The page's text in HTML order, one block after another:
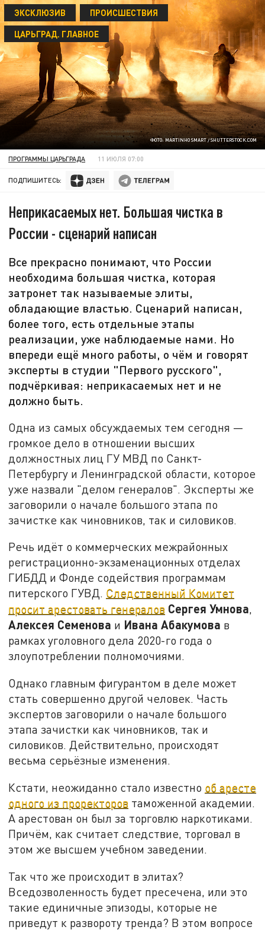
ФОТО: MARTINHO SMART / SHUTTERSTOCK.COM
ЭКСКЛЮЗИВ
ПРОИСШЕСТВИЯ
ЦАРЬГРАД. ГЛАВНОЕ
ПРОГРАММЫ ЦАРЬГРАДА 11 ИЮЛЯ 07:00
ПОДПИШИТЕСЬ:
Неприкасаемых нет. Большая чистка в
России - сценарий написан
Все прекрасно понимают, что России
необходима большая чистка, которая
затронет так называемые элиты,
обладающие властью. Сценарий написан,
более того, есть отдельные этапы
реализации, уже наблюдаемые нами. Но
впереди ещё много работы, о чём и говорят
эксперты в студии "Первого русского",
подчёркивая: неприкасаемых нет и не
должно быть.
Одна из самых обсуждаемых тем сегодня —
громкое дело в отношении высших
должностных лиц ГУ МВД по Санкт-
Петербургу и Ленинградской области, которое
уже назвали "делом генералов". Эксперты же
заговорили о начале большого этапа по
зачистке как чиновников, так и силовиков.
Речь идёт о коммерческих межрайонных
регистрационно-экзаменационных отделах
ГИБДД и Фонде содействия программам
питерского ГУВД. Следственный Комитет
просит арестовать генералов Сергея Умнова,
Алексея Семенова и Ивана Абакумова в
рамках уголовного дела 2020-го года о
злоупотреблении полномочиями.
Однако главным фигурантом в деле может
стать совершенно другой человек. Часть
экспертов заговорили о начале большого
этапа зачистки как чиновников, так и
силовиков. Действительно, происходят
весьма серьёзные изменения.
Кстати, неожиданно стало известно об аресте
одного из проректоров таможенной академии.
А арестован он был за торговлю наркотиками.
Причём, как считает следствие, торговал в
этом же высшем учебном заведении.
Так что же происходит в элитах?
Вседозволенность будет пресечена, или это
такие единичные эпизоды, которые не
приведут к развороту тренда? В этом вопросе